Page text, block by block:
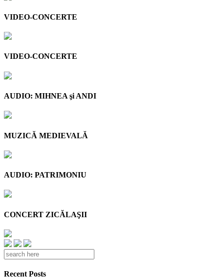
VIDEO-CONCERTE
VIDEO-CONCERTE
AUDIO: MIHNEA şi ANDI
MUZICĂ MEDIEVALĂ
AUDIO: PATRIMONIU
CONCERT ZICĂLAŞII
Recent Posts